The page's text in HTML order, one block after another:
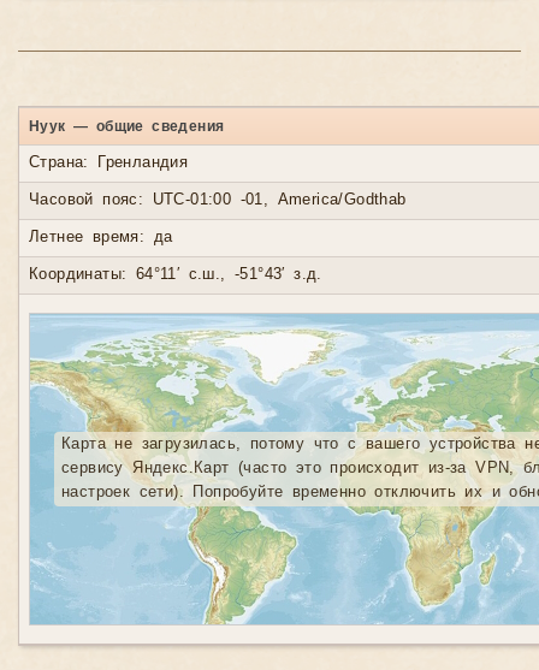
Нуук — общие сведения
Страна: Гренландия
Часовой пояс: UTC-01:00 -01, America/Godthab
Летнее время: да
Координаты: 64°11′ с.ш., -51°43′ з.д.
Карта не загрузилась, потому что с вашего устройства
сервису Яндекс.Карт (часто это происходит из-за VPN,
настроек сети). Попробуйте временно отключить их и